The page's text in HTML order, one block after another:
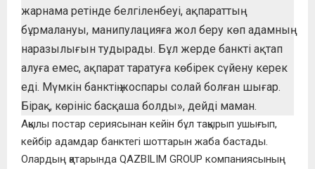
жарнама ретінде белгіленбеуі, ақпараттың
бұрмалануы, манипулацияға жол беру көп адамның
наразылығын тудырады. Бұл жерде банкті ақтап
алуға емес, ақпарат таратуға көбірек сүйену керек
еді. Мүмкін банктің жоспары солай болған шығар.
Бірақ, көрініс басқаша болды», дейді маман.
Ақылы постар сериясынан кейін бұл тақырып ушығып,
кейбір адамдар банктегі шоттарын жаба бастады.
Олардың қатарында QAZBILIM GROUP компаниясының